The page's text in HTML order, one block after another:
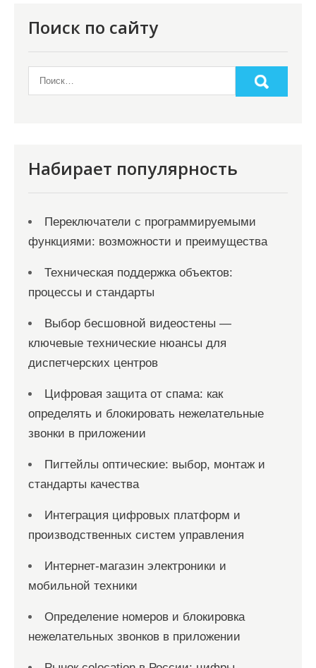
Поиск по сайту
Набирает популярность
Переключатели с программируемыми
функциями: возможности и преимущества
Техническая поддержка объектов:
процессы и стандарты
Выбор бесшовной видеостены —
ключевые технические нюансы для
диспетчерских центров
Цифровая защита от спама: как
определять и блокировать нежелательные
звонки в приложении
Пигтейлы оптические: выбор, монтаж и
стандарты качества
Интеграция цифровых платформ и
производственных систем управления
Интернет-магазин электроники и
мобильной техники
Определение номеров и блокировка
нежелательных звонков в приложении